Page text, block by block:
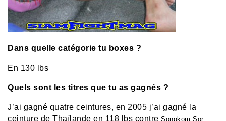
Dans quelle catégorie tu boxes ?
En 130 lbs
Quels sont les titres que tu as gagnés ?
J’ai gagné quatre ceintures, en 2005 j’ai gagné la
ceinture de Thaïlande en 118 lbs contre Songkom Sor